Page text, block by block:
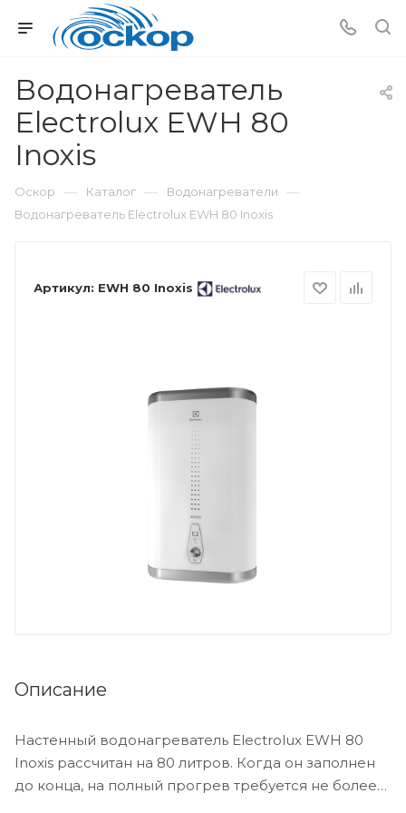
Водонагреватель
Electrolux EWH 80
Inoxis
Оскор — Каталог — Водонагреватели —
Водонагреватель Electrolux EWH 80 Inoxis
Артикул: EWH 80 Inoxis
Описание
Настенный водонагреватель Electrolux EWH 80
Inoxis рассчитан на 80 литров. Когда он заполнен
до конца, на полный прогрев требуется не более